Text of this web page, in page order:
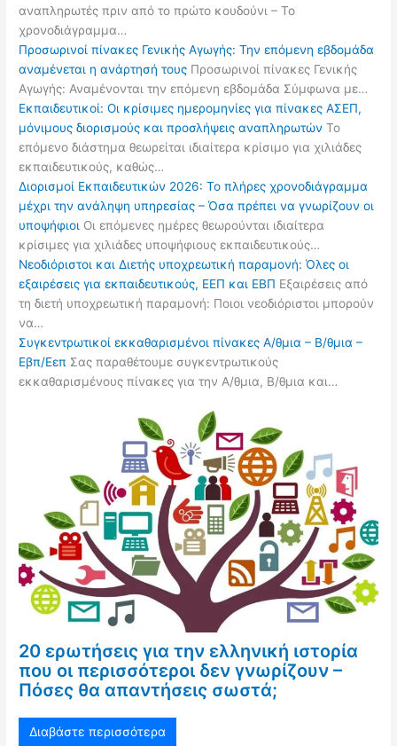
αναπληρωτές πριν από το πρώτο κουδούνι – Το
χρονοδιάγραμμα…
Προσωρινοί πίνακες Γενικής Αγωγής: Την επόμενη εβδομάδα
αναμένεται η ανάρτησή τους Προσωρινοί πίνακες Γενικής
Αγωγής: Αναμένονται την επόμενη εβδομάδα Σύμφωνα με…
Εκπαιδευτικοί: Οι κρίσιμες ημερομηνίες για πίνακες ΑΣΕΠ,
μόνιμους διορισμούς και προσλήψεις αναπληρωτών Το
επόμενο διάστημα θεωρείται ιδιαίτερα κρίσιμο για χιλιάδες
εκπαιδευτικούς, καθώς…
Διορισμοί Εκπαιδευτικών 2026: Το πλήρες χρονοδιάγραμμα
μέχρι την ανάληψη υπηρεσίας – Όσα πρέπει να γνωρίζουν οι
υποψήφιοι Οι επόμενες ημέρες θεωρούνται ιδιαίτερα
κρίσιμες για χιλιάδες υποψήφιους εκπαιδευτικούς…
Νεοδιόριστοι και Διετής υποχρεωτική παραμονή: Όλες οι
εξαιρέσεις για εκπαιδευτικούς, ΕΕΠ και ΕΒΠ Εξαιρέσεις από
τη διετή υποχρεωτική παραμονή: Ποιοι νεοδιόριστοι μπορούν
να…
Συγκεντρωτικοί εκκαθαρισμένοι πίνακες Α/θμια – Β/θμια –
Εβπ/Εεπ Σας παραθέτουμε συγκεντρωτικούς
εκκαθαρισμένους πίνακες για την Α/θμια, Β/θμια και…
20 ερωτήσεις για την ελληνική ιστορία
που οι περισσότεροι δεν γνωρίζουν –
Πόσες θα απαντήσεις σωστά;
Διαβάστε περισσότερα